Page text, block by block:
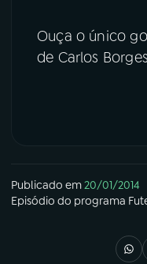
TikTok
Ouça o único
de Carlos
Publicado em20/01/2014
Episódio do programa